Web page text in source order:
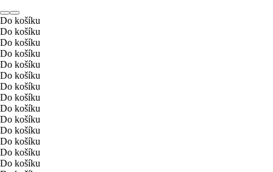
Do košíku
Do košíku
Do košíku
Do košíku
Do košíku
Do košíku
Do košíku
Do košíku
Do košíku
Do košíku
Do košíku
Do košíku
Do košíku
Do košíku